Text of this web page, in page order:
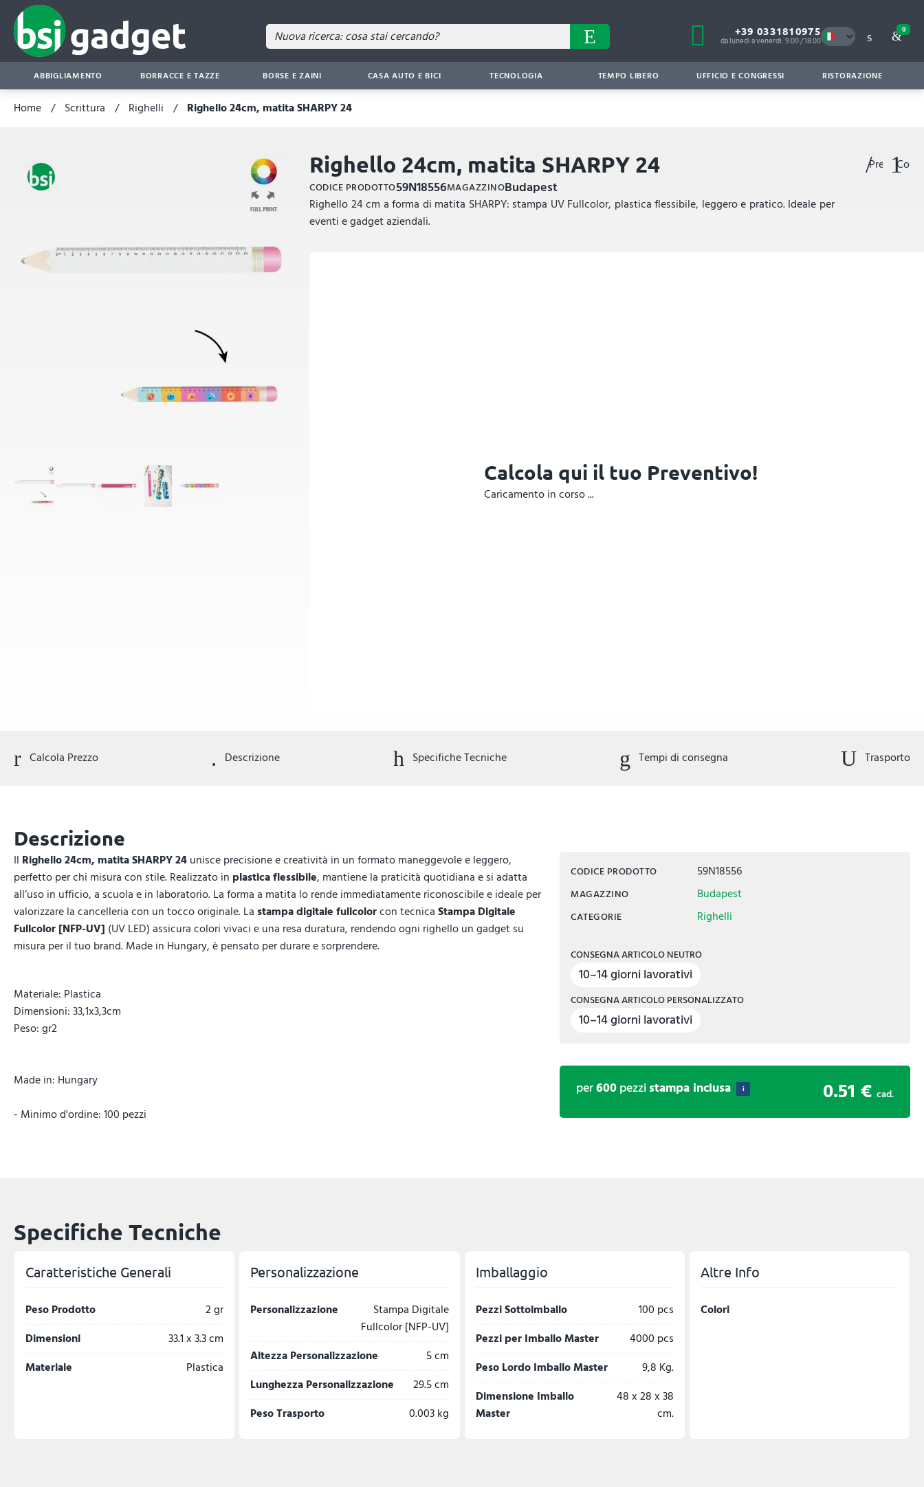
+39 0331810975
da lunedì a venerdì: 9.00 / 18.00
0
ABBIGLIAMENTO BORRACCE E TAZZE BORSE E ZAINI CASA AUTO E BICI TECNOLOGIA TEMPO LIBERO UFFICIO E CONGRESSI RISTORAZIONE
Home Scrittura Righelli Righello 24cm, matita SHARPY 24
Righello 24cm, matita SHARPY 24
CODICE PRODOTTO59N18556MAGAZZINOBudapest
Righello 24 cm a forma di matita SHARPY: stampa UV Fullcolor, plastica flessibile, leggero e pratico. Ideale per
eventi e gadget aziendali.
Preferiti
Calcola qui il tuo Preventivo!
Caricamento in corso ...
Calcola Prezzo Descrizione Specifiche Tecniche Tempi di consegna Trasporto
Descrizione
Il Righello 24cm, matita SHARPY 24unisce precisione e creatività in un formato maneggevole e leggero,
perfetto per chi misura con stile. Realizzato in plastica flessibile, mantiene la praticità quotidiana e si adatta
all’uso in ufficio, a scuola e in laboratorio. La forma a matita lo rende immediatamente riconoscibile e ideale per
valorizzare la cancelleria con un tocco originale. Lastampa digitale fullcolorcon tecnicaStampa Digitale
Fullcolor [NFP-UV] (UV LED) assicura colori vivaci e una resa duratura, rendendo ogni righello un gadget su
misura per il tuo brand. Made in Hungary, è pensato per durare e sorprendere.
Materiale: Plastica
Dimensioni: 33,1x3,3cm
Peso: gr2
Made in: Hungary
- Minimo d'ordine: 100 pezzi
CODICE PRODOTTO 59N18556
MAGAZZINO Budapest
CATEGORIE Righelli
CONSEGNA ARTICOLO NEUTRO
10–14 giorni lavorativi
CONSEGNA ARTICOLO PERSONALIZZATO
10–14 giorni lavorativi
per600pezzistampa inclusa i 0.51 € cad.
Specifiche Tecniche
Caratteristiche Generali
Peso Prodotto
2 gr
Dimensioni
33.1 x 3.3 cm
Materiale
Plastica
Personalizzazione
Personalizzazione
Stampa Digitale
Fullcolor [NFP-UV]
Altezza Personalizzazione
5 cm
Lunghezza Personalizzazione
29.5 cm
Peso Trasporto
0.003 kg
Imballaggio
Pezzi Sottoimballo
100 pcs
Pezzi per Imballo Master
4000 pcs
Peso Lordo Imballo Master
9,8 Kg.
Dimensione Imballo
Master
48 x 28 x 38
cm.
Altre Info
Colori